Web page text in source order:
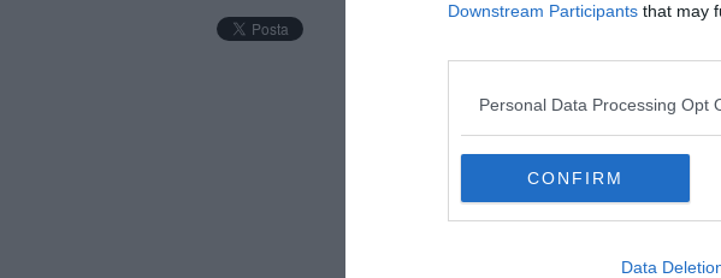
Downstream Participants that may
Personal Data Processing Opt
CONFIRM
Data